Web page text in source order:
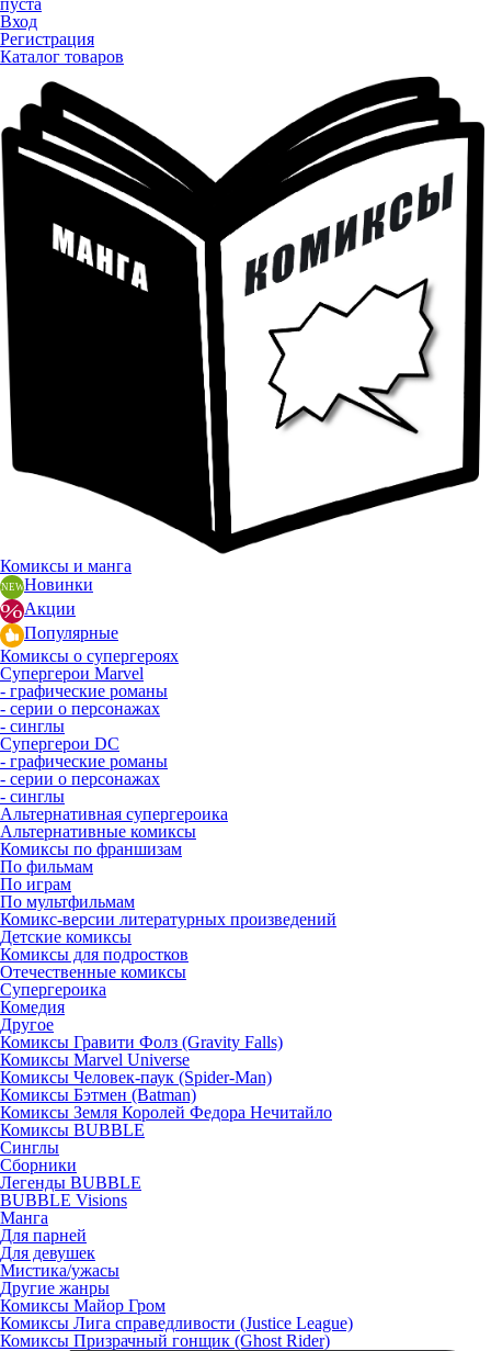
Вход
Регистрация
Каталог товаров
Комиксы и манга
Новинки
Акции
Популярные
Комиксы о супергероях
Супергерои Marvel
- графические романы
- серии о персонажах
- синглы
Супергерои DC
- графические романы
- серии о персонажах
- синглы
Альтернативная супергероика
Альтернативные комиксы
Комиксы по франшизам
По фильмам
По играм
По мультфильмам
Комикс-версии литературных произведений
Детские комиксы
Комиксы для подростков
Отечественные комиксы
Супергероика
Комедия
Другое
Комиксы Гравити Фолз (Gravity Falls)
Комиксы Marvel Universe
Комиксы Человек-паук (Spider-Man)
Комиксы Бэтмен (Batman)
Комиксы Земля Королей Федора Нечитайло
Комиксы BUBBLE
Синглы
Сборники
Легенды BUBBLE
BUBBLE Visions
Манга
Для парней
Для девушек
Мистика/ужасы
Другие жанры
Комиксы Майор Гром
Комиксы Лига справедливости (Justice League)
Комиксы Призрачный гонщик (Ghost Rider)